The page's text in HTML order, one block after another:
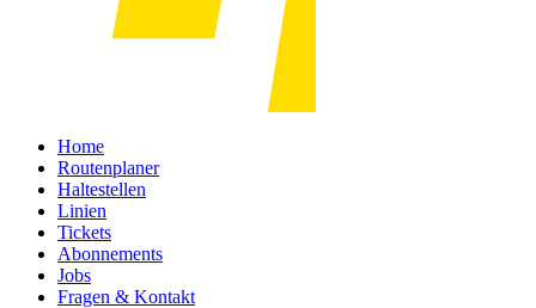
Home
Routenplaner
Haltestellen
Linien
Tickets
Abonnements
Jobs
Fragen & Kontakt